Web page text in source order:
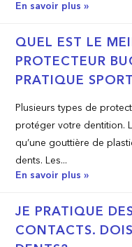
En savoir plus »
QUEL EST LE
PROTECTEUR
PRATIQUE
Plusieurs types de
protéger votre dentition.
qu’une gouttière de
dents. Les...
En savoir plus »
JE PRATIQUE
CONTACTS.